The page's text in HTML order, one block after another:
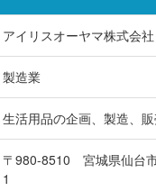
アイリスオーヤマ株式会社
製造業
生活用品の企画、製造、
〒980-8510 宮城県仙台
1